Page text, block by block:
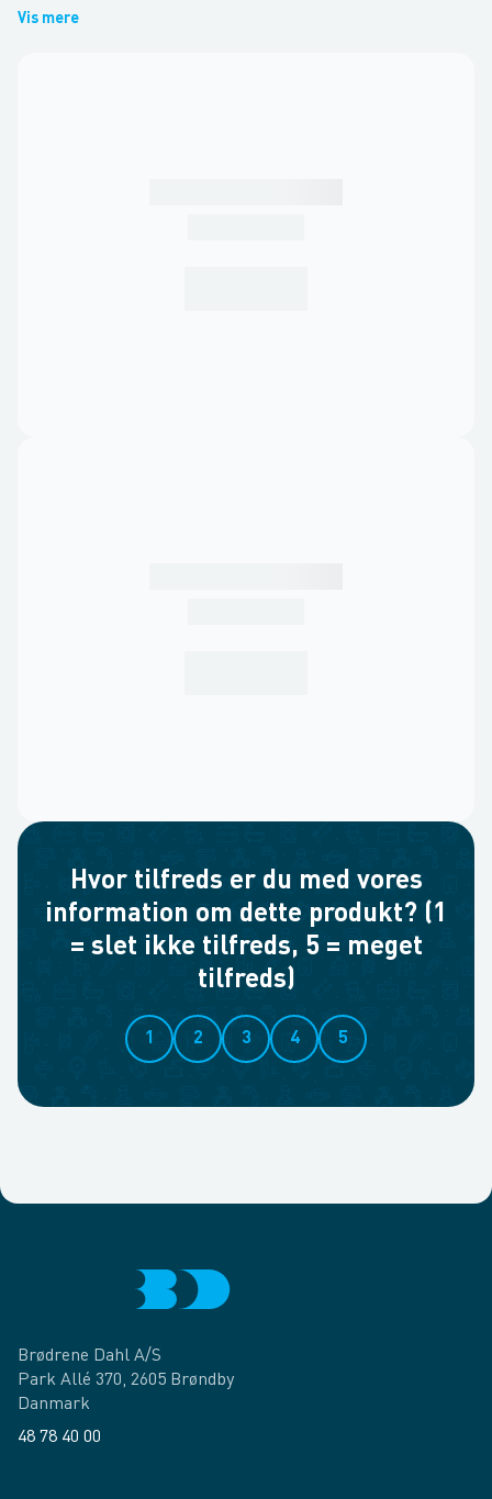
Vis mere
Hvor tilfreds er du med vores
information om dette produkt? (1
= slet ikke tilfreds, 5 = meget
tilfreds)
1 2 3 4 5
Brødrene Dahl A/S
Park Allé 370, 2605 Brøndby
Danmark
48 78 40 00